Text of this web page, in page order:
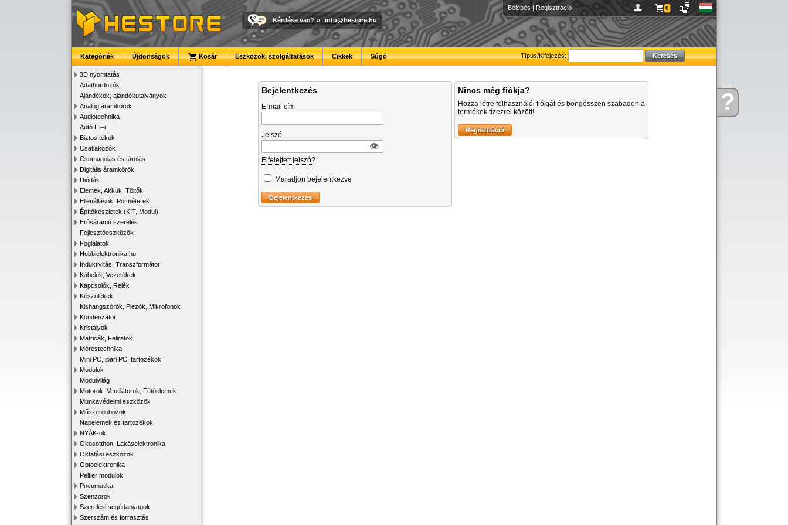
Kérdése?
Belépés | Regisztráció 0
Kérdése van? » info@hestore.hu
Típus/Kifejezés:
Kategóriák Újdonságok Kosár Eszközök, szolgáltatások Cikkek Súgó
3D nyomtatás
Adathordozók
Ajándékok, ajándékutalványok
Analóg áramkörök
Audiotechnika
Autó HiFi
Biztosítékok
Csatlakozók
Csomagolás és tárolás
Digitális áramkörök
Diódák
Elemek, Akkuk, Töltők
Ellenállások, Potméterek
Építőkészletek (KIT, Modul)
Erősáramú szerelés
Fejlesztőeszközök
Foglalatok
Hobbielektronika.hu
Induktivitás, Transzformátor
Kábelek, Vezetékek
Kapcsolók, Relék
Készülékek
Kishangszórók, Piezók, Mikrofonok
Kondenzátor
Kristályok
Matricák, Feliratok
Méréstechnika
Mini PC, ipari PC, tartozékok
Modulok
Modulvilág
Motorok, Ventilátorok, Fűtőelemek
Munkavédelmi eszközök
Műszerdobozok
Napelemek és tartozékok
NYÁK-ok
Okosotthon, Lakáselektronika
Oktatási eszközök
Optoelektronika
Peltier modulok
Pneumatika
Szenzorok
Szerelési segédanyagok
Szerszám és forrasztás
Bejelentkezés
E-mail cím
Jelszó
👁︎
Elfelejtett jelszó?
Maradjon bejelentkezve
Nincs még fiókja?
Hozza létre felhasználói fiókját és böngésszen szabadon a
termékek tízezrei között!